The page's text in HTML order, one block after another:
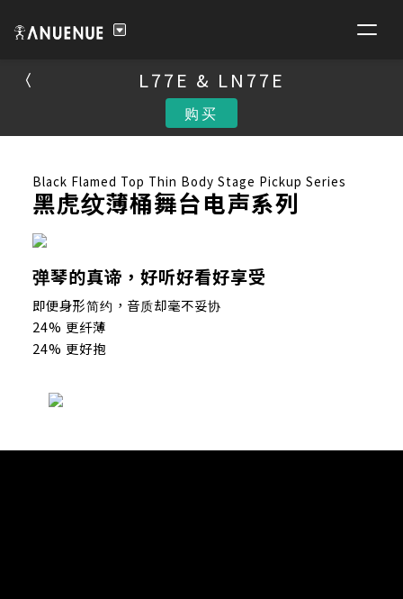
L77E & LN77E
购买
L77E & LN77E
购买
Black Flamed Top Thin Body Stage Pickup Series
黑虎纹薄桶舞台电声系列
弹琴的真谛，好听好看好享受
即便身形简约，音质却毫不妥协
24% 更纤薄
24% 更好抱